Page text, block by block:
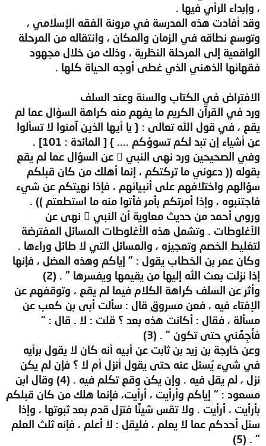
، وإبداء الرأي فيها .
وقد أفادت هذه المدرسة في مرونة الفقه الإسلامي ،
وتوسع نطاقه في الزمان والمكان ، وانتقاله من المرحلة
الواقعية إلى المرحلة النظرية ، وذلك من خلال مجهود
فقهائها الذهني الذي غطى أوجه الحياة كلها .
الافتراض في الكتاب والسنة وعند السلف
ورد في القرآن الكريم ما يفهم منه كراهة السؤال عما لم
يقع ، في قول الله تعالى : { يا أيها الذين آمنوا لا تسألوا
عن أشياء إن تبد لكم تسوؤكم .... } [ المائدة : 101] .
وفي الصحيحين ورد نهى النبي  عن السؤال عما لم يقع
بقوله (( دعوني ما تركتكم ، إنما أهلك من كان قبلكم
سؤالهم واختلافهم على أنبيائهم ، فإذا نهيتكم عن شيء
فاجتنبوه ، وإذا أمرتكم بأمر فأتوا منه ما استطعتم )) .
وروى أحمد من حديث معاوية أن النبي  نهى عن
الأغلوطات . وتشمل هذه الأغلوطات المسائل المفترضة
لتغليط الخصم وتعجيزه ، والمسائل التي لا طائل وراءها .
وكان عمر بن الخطاب يقول : " إياكم وهذه العضل ، فإنها
إذا نزلت بعث الله إليها من يقيمها ويفسرها " . (2)
وأثر عن السلف كراهة الكلام فيما لم يقع ، وتوقفهم عن
الإفتاء فيه ، فعن مسروق قال : سألت أبى بن كعب عن
مسألة ، فقال : أكانت هذه بعد ؟ قلت : لا . قال : "
فأَجِمَّني حتى تكون " . (3)
وعن خارجة بن زيد بن ثابت عن أبيه أنه كان لا يقول برأيه
في شيء يُسئل عنه حتى يقول أنزل أم لا ؟ فإن لم يكن
نزل ، لم يقل فيه . وإن يكن وقع تكلم فيه . (4) وقال ابن
مسعود : " إياكم وأرأيت ، أرأيت، فإنما هلك من كان قبلكم
بأرأيت ، أرأيت . ولا تقس شيئًا فتزل قدم بعد ثبوتها ، وإذا
سئل أحدكم عما لا يعلم ، فليقل : لا أعلم ، فإنه ثلث العلم
" . (5)